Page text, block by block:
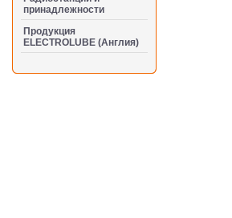
принадлежности
Продукция
ELECTROLUBE (Англия)